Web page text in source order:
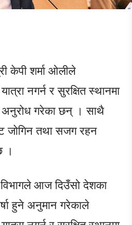
केपी शर्मा ओलीले
नगर्न र सुरक्षित स्थानमा
अनुरोध गरेका छन् । साथै
जोगिन तथा सजग रहन
।
आज दिउँसो देशका
हुने अनुमान गरेकाले